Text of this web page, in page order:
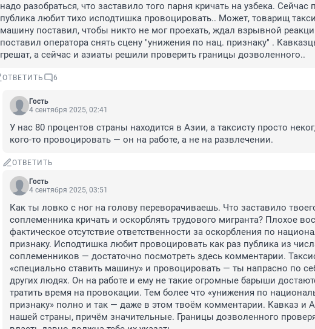
надо разобраться, что заставило того парня кричать на узбека. Сейчас
публика любит тихо исподтишка провоцировать.. Может, товарищ
машину поставил, чтобы никто не мог проехать, ждал взрывной
поставил оператора снять сцену "унижения по нац. признаку" .
грешат, а сейчас и азиаты решили проверить границы дозволенного..
ОТВЕТИТЬ 6
Гость
4 сентября 2025, 02:41
У нас 80 процентов страны находится в Азии, а таксисту просто
кого-то провоцировать — он на работе, а не на развлечении.
ОТВЕТИТЬ
Гость
4 сентября 2025, 03:51
Как ты ловко с ног на голову переворачиваешь. Что заставило
соплеменника кричать и оскорблять трудового мигранта? Плохое
фактическое отсутствие ответственности за оскорбления по
признаку. Исподтишка любит провоцировать как раз публика из
соплеменников — достаточно посмотреть здесь комментарии.
«специально ставить машину» и провоцировать — ты напрасно по
других людях. Он на работе и ему не такие огромные барыши
тратить время на провокации. Тем более что «унижения по
признаку» полно и так — даже в этом твоём комментарии. Кавказ и
нашей страны, причём значительные. Границы дозволенного